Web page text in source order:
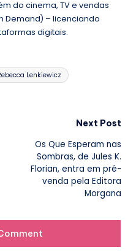
do cinema, TV e vendas
Demand) – licenciando
digitais.
Lenkiewicz
Next Post
Os Que Esperam nas
Sombras, de Jules K.
Florian, entra em pré-
venda pela Editora
Morgana